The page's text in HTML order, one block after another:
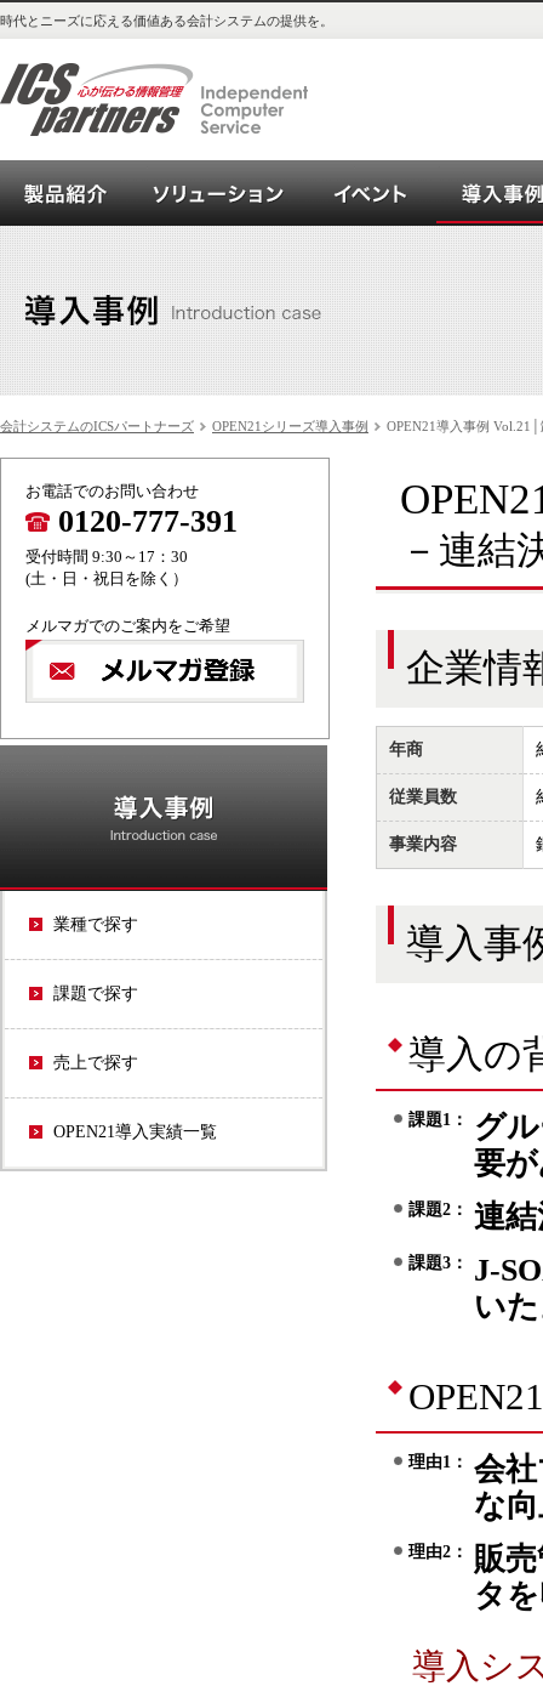
時代とニーズに応える価値ある会計システムの提供を。
会計システム_OPEN21シリーズご紹介
ソリューション イベント
会計システムのICSパートナーズ OPEN21シリーズ導入事例 OPEN21導入事例
お電話でのお問い合わせ
0120-777-391
受付時間 9:30～17：30
(土・日・祝日を除く）
メルマガでのご案内をご希望
OPEN21シリーズ
業種で探す
課題で探す
売上で探す
OPEN21導入実績一覧
－連結
企業情
年商
従業員数
事業内容
導入事
導入の
課題1：
グ
要
課題2： 連
課題3：
J-
い
理由1：
会
な
理由2：
販
タ
導入シ